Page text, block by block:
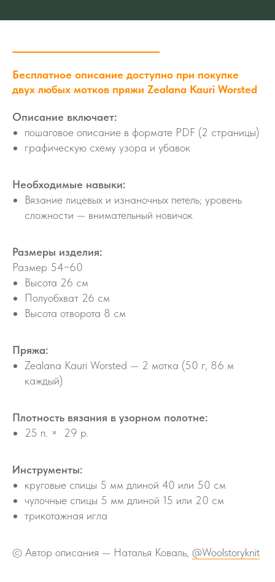
Бесплатное описание доступно при покупке
двух любых мотков пряжи Zealana Kauri Worsted
Описание включает:
пошаговое описание в формате PDF (2 страницы)
графическую схему узора и убавок
Необходимые навыки:
Вязание лицевых и изнаночных петель; уровень
сложности — внимательный новичок
Размеры изделия:
Размер 54−60
Высота 26 см
Полуобхват 26 см
Высота отворота 8 см
Пряжа:
Zealana Kauri Worsted — 2 мотка (50 г, 86 м
каждый)
Плотность вязания в узорном полотне:
25 п. × 29 р.
Инструменты:
круговые спицы 5 мм длиной 40 или 50 см
чулочные спицы 5 мм длиной 15 или 20 см
трикотажная игла
© Автор описания — Наталья Коваль, @Woolstoryknit